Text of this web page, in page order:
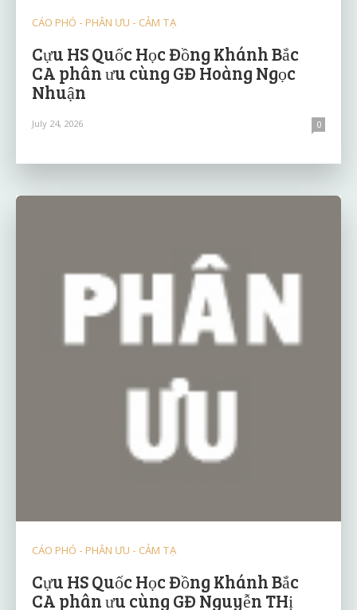
CÁO PHÓ - PHÂN ƯU - CẢM TẠ
Cựu HS Quốc Học Đồng Khánh Bắc
CA phân ưu cùng GĐ Hoàng Ngọc
Nhuận
July 24, 2026 0
CÁO PHÓ - PHÂN ƯU - CẢM TẠ
Cựu HS Quốc Học Đồng Khánh Bắc
CA phân ưu cùng GĐ Nguyễn THị